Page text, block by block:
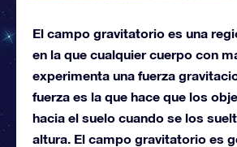
El campo gravitatorio es una
en la que cualquier cuerpo con
experimenta una fuerza
fuerza es la que hace que los
hacia el suelo cuando se los
altura. El campo gravitatorio es